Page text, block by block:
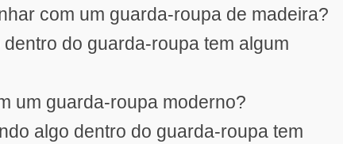
com um guarda-roupa de madeira?
do guarda-roupa tem algum
um guarda-roupa moderno?
algo dentro do guarda-roupa tem